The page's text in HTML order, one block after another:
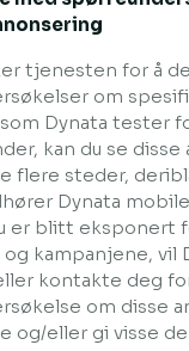
tjenesten for å
om
Dynata tester
kan du se
flere steder,
Dynata
er blitt eksponert
kampanjene, vil
kontakte deg
om disse
og/eller gi visse